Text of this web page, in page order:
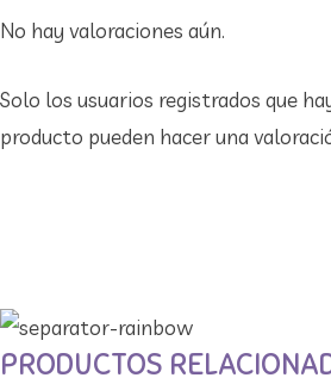
No hay valoraciones aún.
Solo los usuarios registrados que
producto pueden hacer una
PRODUCTOS